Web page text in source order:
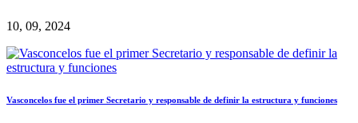
10, 09, 2024
Vasconcelos fue el primer Secretario y responsable de definir la estructura y funciones